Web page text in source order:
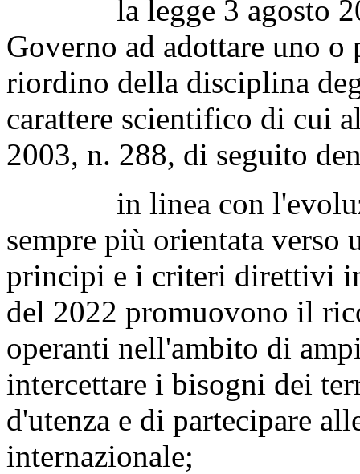
la legge 3 agosto
Governo ad adottare uno
riordino della disciplina
carattere scientifico di cui
2003, n. 288, di seguito
in linea con
sempre più orientata
principi e i criteri direttivi
del 2022 promuovono il
operanti nell'ambito di
intercettare i bisogni dei
d'utenza e di partecipare
internazionale;